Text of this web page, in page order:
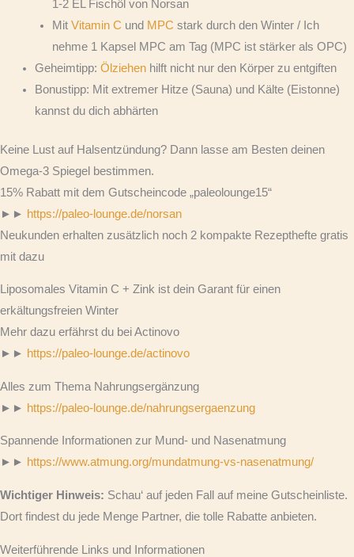
1-2 EL Fischöl von Norsan
Mit Vitamin C und MPC stark durch den Winter / Ich
nehme 1 Kapsel MPC am Tag (MPC ist stärker als OPC)
Geheimtipp: Ölziehenhilft nicht nur den Körper zu entgiften
Bonustipp: Mit extremer Hitze (Sauna) und Kälte (Eistonne)
kannst du dich abhärten
Keine Lust auf Halsentzündung? Dann lasse am Besten deinen
Omega-3 Spiegel bestimmen.
15% Rabatt mit dem Gutscheincode „paleolounge15“
►► https://paleo-lounge.de/norsan
Neukunden erhalten zusätzlich noch 2 kompakte Rezepthefte gratis
mit dazu
Liposomales Vitamin C + Zink ist dein Garant für einen
erkältungsfreien Winter
Mehr dazu erfährst du bei Actinovo
►► https://paleo-lounge.de/actinovo
Alles zum Thema Nahrungsergänzung
►► https://paleo-lounge.de/nahrungsergaenzung
Spannende Informationen zur Mund- und Nasenatmung
►► https://www.atmung.org/mundatmung-vs-nasenatmung/
Wichtiger Hinweis: Schau‘ auf jeden Fall auf meine Gutscheinliste.
Dort findest du jede Menge Partner, die tolle Rabatte anbieten.
Weiterführende Links und Informationen